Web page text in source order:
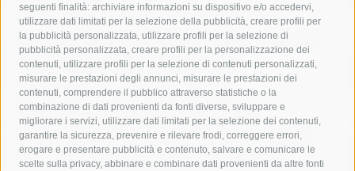
seguenti finalità: archiviare informazioni su dispositivo e/o accedervi,
utilizzare dati limitati per la selezione della pubblicità, creare profili per
la pubblicità personalizzata, utilizzare profili per la selezione di
pubblicità personalizzata, creare profili per la personalizzazione dei
contenuti, utilizzare profili per la selezione di contenuti personalizzati,
misurare le prestazioni degli annunci, misurare le prestazioni dei
contenuti, comprendere il pubblico attraverso statistiche o la
combinazione di dati provenienti da fonti diverse, sviluppare e
migliorare i servizi, utilizzare dati limitati per la selezione dei contenuti,
garantire la sicurezza, prevenire e rilevare frodi, correggere errori,
erogare e presentare pubblicità e contenuto, salvare e comunicare le
scelte sulla privacy, abbinare e combinare dati provenienti da altre fonti
area marina protetta di punta campanella
arresto
Asl Napoli 3 sud
capitaneria di porto capri
carabinieri
castellammare di stabia
circumvesuviana
comune di sorrento
concerto
contagi
costiera amalfitana
covid-19 eav
elezioni
fondazione sorrento
gori guardia costiera
incidente
lavori
lorenzo balducelli mare
massa lubrense